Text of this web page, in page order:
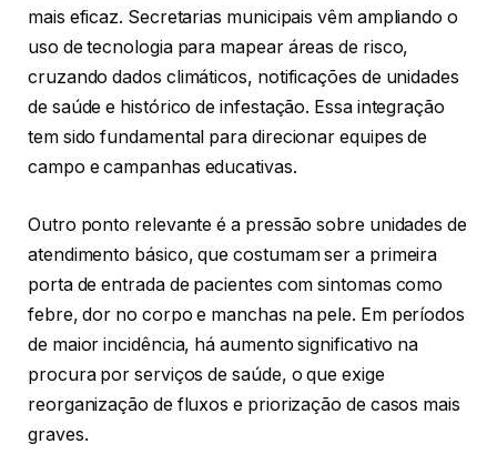
mais eficaz. Secretarias municipais vêm ampliando o
uso de tecnologia para mapear áreas de risco,
cruzando dados climáticos, notificações de unidades
de saúde e histórico de infestação. Essa integração
tem sido fundamental para direcionar equipes de
campo e campanhas educativas.
Outro ponto relevante é a pressão sobre unidades de
atendimento básico, que costumam ser a primeira
porta de entrada de pacientes com sintomas como
febre, dor no corpo e manchas na pele. Em períodos
de maior incidência, há aumento significativo na
procura por serviços de saúde, o que exige
reorganização de fluxos e priorização de casos mais
graves.